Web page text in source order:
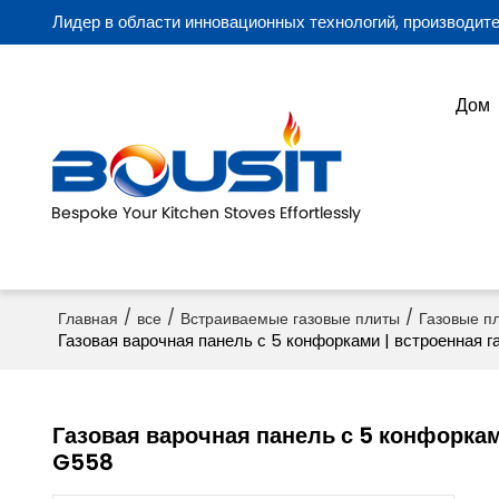
Лидер в области инновационных технологий,
Дом
Главная / все / Встраиваемые газовые плиты / Газовые
Газовая варочная панель с 5 конфорками | встроенная
Газовая варочная панель с 5
G558